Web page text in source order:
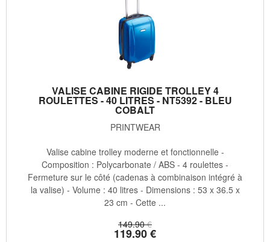
VALISE CABINE RIGIDE TROLLEY 4
ROULETTES - 40 LITRES - NT5392 - BLEU
COBALT
PRINTWEAR
149.90 €
119.90€
Valise cabine trolley moderne et fonctionnelle -
Composition : Polycarbonate / ABS - 4 roulettes -
Fermeture sur le côté (cadenas à combinaison intégré à
la valise) - Volume : 40 litres - Dimensions : 53 x 36.5 x
23 cm - Cette ...